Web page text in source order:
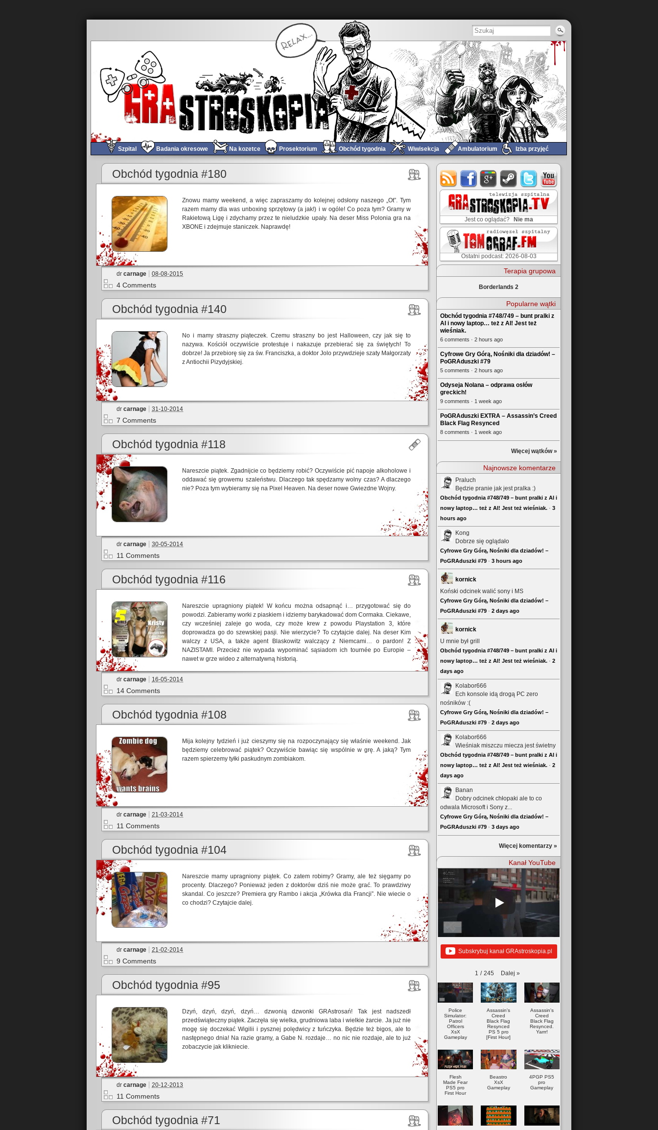
Szpital Badania okresowe Na kozetce Prosektorium Obchód tygodnia Wiwisekcja Ambulatorium Izba przyjęć
Obchód tygodnia #180
Znowu mamy weekend, a więc zapraszamy do kolejnej odsłony naszego „Ot”. Tym
razem mamy dla was unboxing sprzętowy (a jak!) i w ogóle! Co poza tym? Gramy w
Rakietową Ligę i zdychamy przez te nieludzkie upały. Na deser Miss Polonia gra na
XBONE i zdejmuje staniczek. Naprawdę!
dr carnage 08-08-2015
4 Comments
Obchód tygodnia #140
No i mamy straszny piąteczek. Czemu straszny bo jest Halloween, czy jak się to
nazywa. Kościół oczywiście protestuje i nakazuje przebierać się za świętych! To
dobrze! Ja przebiorę się za św. Franciszka, a doktor Jolo przywdzieje szaty Małgorzaty
z Antiochii Pizydyjskiej.
dr carnage 31-10-2014
7 Comments
Obchód tygodnia #118
Nareszcie piątek. Zgadnijcie co będziemy robić? Oczywiście pić napoje alkoholowe i
oddawać się growemu szaleństwu. Dlaczego tak spędzamy wolny czas? A dlaczego
nie? Poza tym wybieramy się na Pixel Heaven. Na deser nowe Gwiezdne Wojny.
dr carnage 30-05-2014
11 Comments
Obchód tygodnia #116
Nareszcie upragniony piątek! W końcu można odsapnąć i… przygotować się do
powodzi. Zabieramy worki z piaskiem i idziemy barykadować dom Cormaka. Ciekawe,
czy wcześniej zaleje go woda, czy może krew z powodu Playstation 3, które
doprowadza go do szewskiej pasji. Nie wierzycie? To czytajcie dalej. Na deser Kim
walczy z USA, a także agent Blaskowitz walczący z Niemcami… o pardon! Z
NAZISTAMI. Przecież nie wypada wypominać sąsiadom ich tournée po Europie –
nawet w grze wideo z alternatywną historią.
dr carnage 16-05-2014
14 Comments
Obchód tygodnia #108
Mija kolejny tydzień i już cieszymy się na rozpoczynający się właśnie weekend. Jak
będziemy celebrować piątek? Oczywiście bawiąc się wspólnie w grę. A jaką? Tym
razem spierzemy tyłki paskudnym zombiakom.
dr carnage 21-03-2014
11 Comments
Obchód tygodnia #104
Nareszcie mamy upragniony piątek. Co zatem robimy? Gramy, ale też sięgamy po
procenty. Dlaczego? Ponieważ jeden z doktorów dziś nie może grać. To prawdziwy
skandal. Co jeszcze? Premiera gry Rambo i akcja „Krówka dla Francji”. Nie wiecie o
co chodzi? Czytajcie dalej.
dr carnage 21-02-2014
9 Comments
Obchód tygodnia #95
Dzyń, dzyń, dzyń, dzyń… dzwonią dzwonki GRAstrosań! Tak jest nadszedł
przedświąteczny piątek. Zaczęła się wielka, grudniowa laba i wielkie żarcie. Ja już nie
mogę się doczekać Wigilii i pysznej polędwicy z tuńczyka. Będzie też bigos, ale to
następnego dnia! Na razie gramy, a Gabe N. rozdaje… no nic nie rozdaje, ale to już
zobaczycie jak klikniecie.
dr carnage 20-12-2013
11 Comments
Obchód tygodnia #71
Jest co oglądać? Nie ma
Ostatni podcast: 2026-08-03
Terapia grupowa
Borderlands 2
Popularne wątki
Obchód tygodnia #748/749 – bunt pralki z
AI i nowy laptop… też z AI! Jest też
wieśniak.
6 comments · 2 hours ago
Cyfrowe Gry Górą, Nośniki dla dziadów! –
PoGRAduszki #79
5 comments · 2 hours ago
Odyseja Nolana – odprawa osłów
greckich!
9 comments · 1 week ago
PoGRAduszki EXTRA – Assassin’s Creed
Black Flag Resynced
8 comments · 1 week ago
Więcej wątków »
Najnowsze komentarze
Praluch
Będzie pranie jak jest pralka :)
Obchód tygodnia #748/749 – bunt pralki z AI i
nowy laptop… też z AI! Jest też wieśniak. · 3
hours ago
Kong
Dobrze się oglądało
Cyfrowe Gry Górą, Nośniki dla dziadów! –
PoGRAduszki #79 · 3 hours ago
kornick
Koński odcinek walić sony i MS
Cyfrowe Gry Górą, Nośniki dla dziadów! –
PoGRAduszki #79 · 2 days ago
kornick
U mnie był grill
Obchód tygodnia #748/749 – bunt pralki z AI i
nowy laptop… też z AI! Jest też wieśniak. · 2
days ago
Kolabor666
Ech konsole idą drogą PC zero
nośników :(
Cyfrowe Gry Górą, Nośniki dla dziadów! –
PoGRAduszki #79 · 2 days ago
Kolabor666
Wieśniak miszczu miecza jest świetny
Obchód tygodnia #748/749 – bunt pralki z AI i
nowy laptop… też z AI! Jest też wieśniak. · 2
days ago
Banan
Dobry odcinek chłopaki ale to co
odwala Microsoft i Sony z...
Cyfrowe Gry Górą, Nośniki dla dziadów! –
PoGRAduszki #79 · 3 days ago
Więcej komentarzy »
Kanał YouTube
Subskrybuj kanał GRAstroskopia.pl
1 / 245 Dalej »
Police
Simulator:
Patrol
Officers
XsX
Gameplay
Assassin's
Creed
Black Flag
Resynced
PS 5 pro
[First Hour]
Assassin's
Creed
Black Flag
Resynced.
Yarrr!
Flesh
Made Fear
PS5 pro
First Hour
Beastro
XsX
Gameplay
4PGP PS5
pro
Gameplay